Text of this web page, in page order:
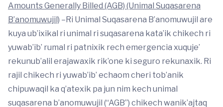
Amounts Generally Billed (AGB) (Unimal Suqasarena
B’anomuwujil) –Ri Unimal Suqasarena B’anomuwujil are
kuya ub’ixikal ri unimal ri suqasarena kata’ik chikech ri
yuwab’ib’ rumal ri patnixik rech emergencia xuquje’
rekunub’alil erajawaxik rik’one ki seguro rekunaxik. Ri
rajil chikech ri yuwab’ib’ echaom cheri tob’anik
chipuwaqil ka q’atexik pa jun nim kech unimal
suqasarena b’anomuwujil (“AGB”) chikech wanik’ajtaq